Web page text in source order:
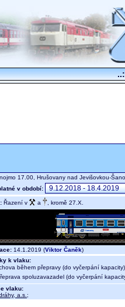
17.00, Hrušovany nad Jevišovkou-
v období:
Řazení v a , kromě 27.X.
14.1.2019 (Viktor Čaněk)
k vlaku:
během přepravy (do vyčerpání kapacity)
spoluzavazadel (do vyčerpání
vlaku:
a.s. ;